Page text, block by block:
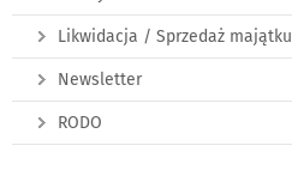
Likwidacja / Sprzedaż majątku
Newsletter
RODO